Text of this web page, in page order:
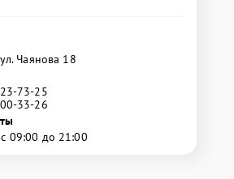
Чаянова 18
73-25
33-26
09:00 до 21:00